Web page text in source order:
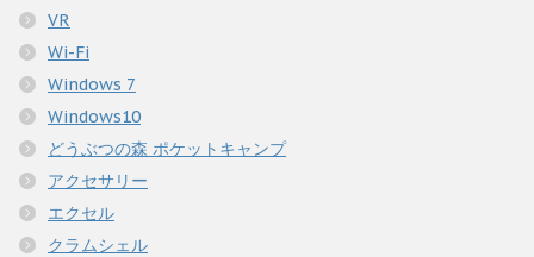
VR
Wi-Fi
Windows 7
Windows10
どうぶつの森 ポケットキャンプ
アクセサリー
エクセル
クラムシェル